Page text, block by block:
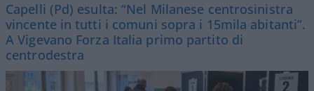
Capelli (Pd) esulta: “Nel Milanese centrosinistra
vincente in tutti i comuni sopra i 15mila abitanti”.
A Vigevano Forza Italia primo partito di
centrodestra